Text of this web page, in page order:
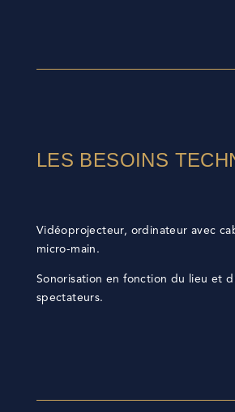
LES BESOINS
Vidéoprojecteur, ordinateur avec
micro-main.
Sonorisation en fonction du lieu et
spectateurs.